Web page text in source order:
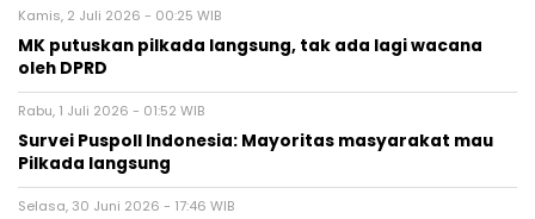
Kamis, 2 Juli 2026 - 00:25 WIB
MK putuskan pilkada langsung, tak ada lagi wacana
oleh DPRD
Rabu, 1 Juli 2026 - 01:52 WIB
Survei Puspoll Indonesia: Mayoritas masyarakat mau
Pilkada langsung
Selasa, 30 Juni 2026 - 17:46 WIB